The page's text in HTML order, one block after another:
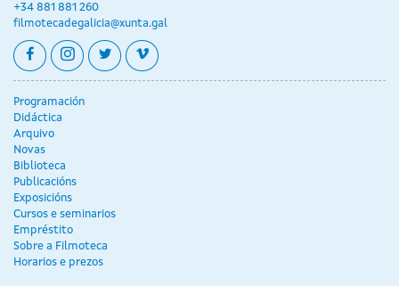
+34 881 881 260
filmotecadegalicia@xunta.gal
facebookinstagram
twittervimeo
Programación
Didáctica
Arquivo
Novas
Biblioteca
Publicacións
Exposicións
Cursos e seminarios
Empréstito
Sobre a Filmoteca
Horarios e prezos